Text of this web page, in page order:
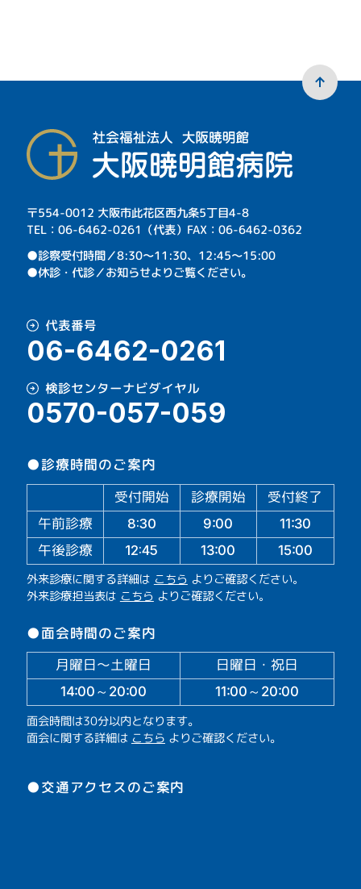
〒554-0012 大阪市此花区西九条5丁目4-8
TEL：06-6462-0261（代表）FAX：06-6462-0362
⁩●診察受付時間／8:30～11:30、12:45～15:00
●休診・代診／お知らせよりご覧ください。
代表番号
06-6462-0261
検診センターナビダイヤル
0570-057-059
●診療時間のご案内
受付開始 診療開始
受付終了
午前診療
8:30 9:00 11:30
午後診療 12:45 13:00 15:00
外来診療に関する詳細は こちら よりご確認ください。
外来診療担当表は こちら よりご確認ください。
●面会時間のご案内
月曜日～土曜日 日曜日・祝日
14:00～20:00 11:00～20:00
面会時間は30分以内となります。
面会に関する詳細は こちら よりご確認ください。
●交通アクセスのご案内